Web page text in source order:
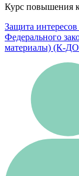
Курс повышения
Защита
Федерального
материалы) (К-